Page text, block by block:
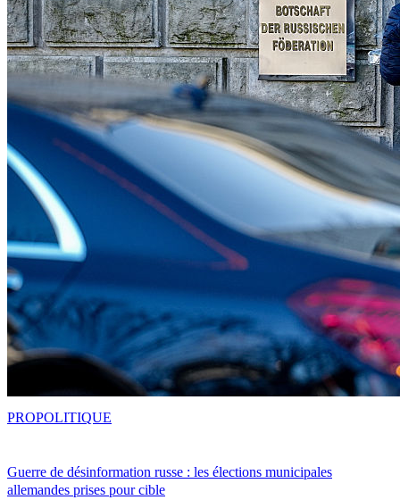
Guerre de désinformation russe : les élections municipales
allemandes prises pour cible
PROPOLITIQUE